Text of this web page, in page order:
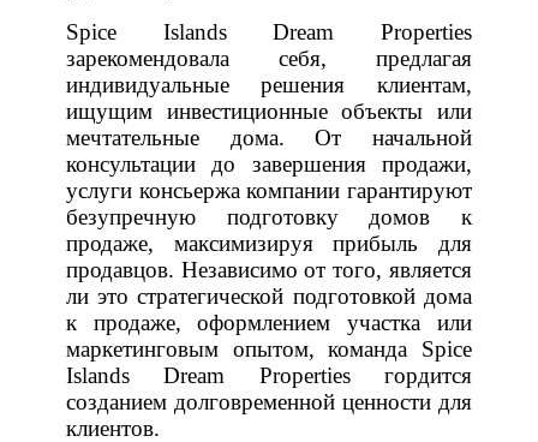
Spice Islands Dream Properties
зарекомендовала себя, предлагая
индивидуальные решения клиентам,
ищущим инвестиционные объекты или
мечтательные дома. От начальной
консультации до завершения продажи,
услуги консьержа компании гарантируют
безупречную подготовку домов к
продаже, максимизируя прибыль для
продавцов. Независимо от того, является
ли это стратегической подготовкой дома
к продаже, оформлением участка или
маркетинговым опытом, команда Spice
Islands Dream Properties гордится
созданием долговременной ценности для
клиентов.